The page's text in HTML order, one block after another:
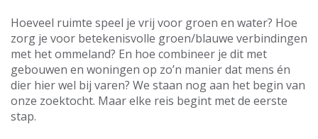
Hoeveel ruimte speel je vrij voor groen en water? Hoe
zorg je voor betekenisvolle groen/blauwe verbindingen
met het ommeland? En hoe combineer je dit met
gebouwen en woningen op zo’n manier dat mens én
dier hier wel bij varen? We staan nog aan het begin van
onze zoektocht. Maar elke reis begint met de eerste
stap.